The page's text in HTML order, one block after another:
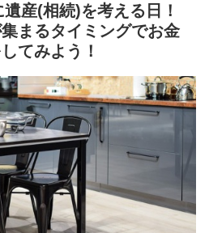
産(相続)を考える日！
まるタイミングでお金
てみよう！